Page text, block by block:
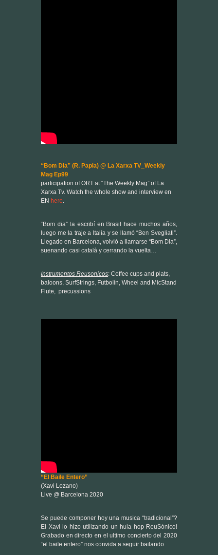
Mag Ep99
participation of ORT at “The Weekly Mag” of La
EN
here.
“Bom dia” la escribí en Brasil hace muchos años,
luego me la traje a Italia y se llamó “Ben Svegliati”.
Llegado en Barcelona, volvió a llamarse “Bom Dia”,
Instrumentos Reusonicos: Coffee cups and plats,
baloons, SurfStrings, Futbolín, Wheel and MicStand
Flute, precussions
Se puede componer hoy una musica “tradicional”?
El Xavi lo hizo utilizando un hula hop ReuSónico!
Grabado en directo en el ultimo concierto del 2020
Instrumentosreusónicos:
Hula Hop, canicas, CajaGoma, Majadero,
Percusión Reusónicas